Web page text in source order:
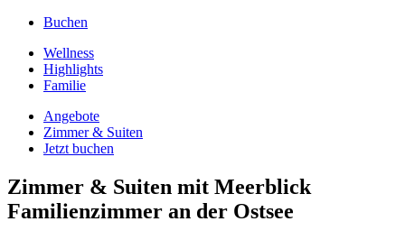
Buchen
Wellness
Highlights
Familie
Angebote
Zimmer & Suiten
Jetzt buchen
Zimmer & Suiten mit Meerblick
Familienzimmer an der Ostsee